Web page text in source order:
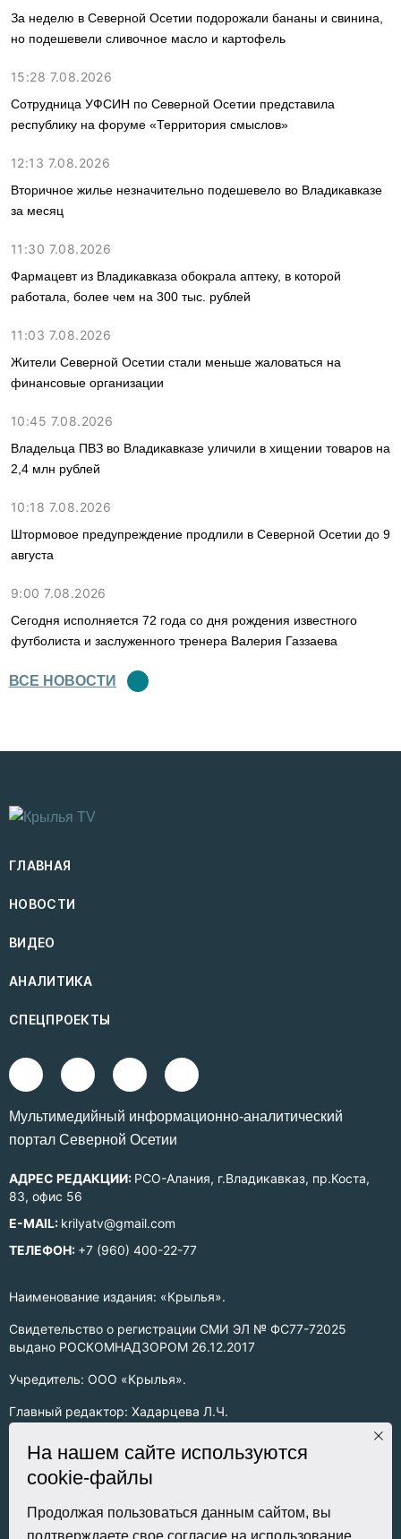
За неделю в Северной Осетии подорожали бананы и свинина,
но подешевели сливочное масло и картофель
15:28 7.08.2026
Сотрудница УФСИН по Северной Осетии представила
республику на форуме «Территория смыслов»
12:13 7.08.2026
Вторичное жилье незначительно подешевело во Владикавказе
за месяц
11:30 7.08.2026
Фармацевт из Владикавказа обокрала аптеку, в которой
работала, более чем на 300 тыс. рублей
11:03 7.08.2026
Жители Северной Осетии стали меньше жаловаться на
финансовые организации
10:45 7.08.2026
Владельца ПВЗ во Владикавказе уличили в хищении товаров на
2,4 млн рублей
10:18 7.08.2026
Штормовое предупреждение продлили в Северной Осетии до 9
августа
9:00 7.08.2026
Сегодня исполняется 72 года со дня рождения известного
футболиста и заслуженного тренера Валерия Газзаева
ВСЕ НОВОСТИ
Наименование издания: «Крылья».
Свидетельство о регистрации СМИ ЭЛ № ФС77-72025
выдано РОСКОМНАДЗОРОМ 26.12.2017
Учредитель: ООО «Крылья».
Главный редактор: Хадарцева Л.Ч.
Информация на сайте предназначена для лиц старше 16 лет.
Все права на любые материалы, опубликованные на сайте,
защищены в соответствии с российским законодательством
об интеллектуальной собственности. Любое использование
текстовых, фото, аудио и видеоматериалов возможно только
ГЛАВНАЯ
НОВОСТИ
ВИДЕО
АНАЛИТИКА
СПЕЦПРОЕКТЫ
Mультимедийный информационно-аналитический
портал Северной Осетии
АДРЕС РЕДАКЦИИ: РСО-Алания, г.Владикавказ, пр.Коста,
83, офис 56
E-MAIL: krilyatv@gmail.com
ТЕЛЕФОН: +7 (960) 400-22-77
На нашем сайте используются
cookie-файлы
Продолжая пользоваться данным сайтом, вы
подтверждаете свое согласие на использование